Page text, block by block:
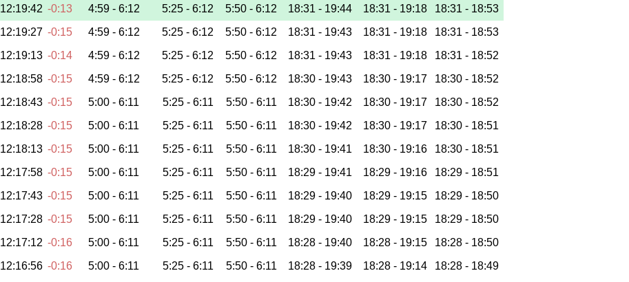
12:19:42 -0:13 4:59 - 6:12 5:25 - 6:12 5:50 - 6:12 18:31 - 19:44 18:31 - 19:18 18:31 - 18:53
12:19:27 -0:15 4:59 - 6:12 5:25 - 6:12 5:50 - 6:12 18:31 - 19:43 18:31 - 19:18 18:31 - 18:53
12:19:13 -0:14 4:59 - 6:12 5:25 - 6:12 5:50 - 6:12 18:31 - 19:43 18:31 - 19:18 18:31 - 18:52
12:18:58 -0:15 4:59 - 6:12 5:25 - 6:12 5:50 - 6:12 18:30 - 19:43 18:30 - 19:17 18:30 - 18:52
12:18:43 -0:15 5:00 - 6:11 5:25 - 6:11 5:50 - 6:11 18:30 - 19:42 18:30 - 19:17 18:30 - 18:52
12:18:28 -0:15 5:00 - 6:11 5:25 - 6:11 5:50 - 6:11 18:30 - 19:42 18:30 - 19:17 18:30 - 18:51
12:18:13 -0:15 5:00 - 6:11 5:25 - 6:11 5:50 - 6:11 18:30 - 19:41 18:30 - 19:16 18:30 - 18:51
12:17:58 -0:15 5:00 - 6:11 5:25 - 6:11 5:50 - 6:11 18:29 - 19:41 18:29 - 19:16 18:29 - 18:51
12:17:43 -0:15 5:00 - 6:11 5:25 - 6:11 5:50 - 6:11 18:29 - 19:40 18:29 - 19:15 18:29 - 18:50
12:17:28 -0:15 5:00 - 6:11 5:25 - 6:11 5:50 - 6:11 18:29 - 19:40 18:29 - 19:15 18:29 - 18:50
12:17:12 -0:16 5:00 - 6:11 5:25 - 6:11 5:50 - 6:11 18:28 - 19:40 18:28 - 19:15 18:28 - 18:50
12:16:56 -0:16 5:00 - 6:11 5:25 - 6:11 5:50 - 6:11 18:28 - 19:39 18:28 - 19:14 18:28 - 18:49